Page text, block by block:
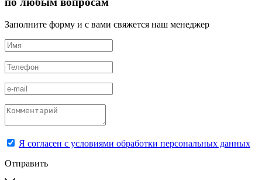
Заполните форму и с вами свяжется наш менеджер
Я согласен с условиями обработки персональных данных
Отправить